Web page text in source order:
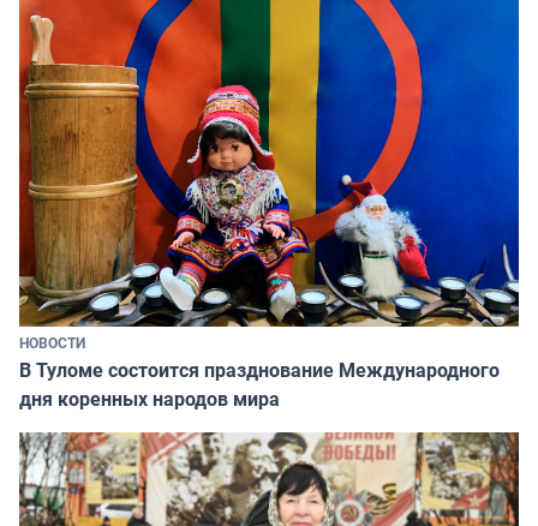
НОВОСТИ
В Туломе состоится празднование Международного
дня коренных народов мира